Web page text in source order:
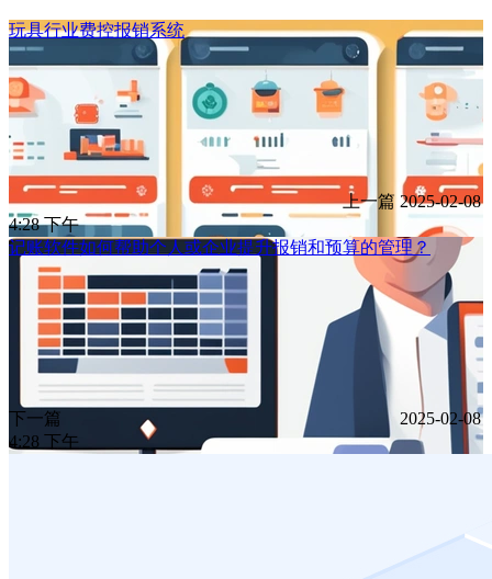
玩具行业费控报销系统
上一篇 2025-02-08
4:28 下午
记账软件如何帮助个人或企业提升报销和预算的管理？
下一篇
2025-02-08
4:28 下午